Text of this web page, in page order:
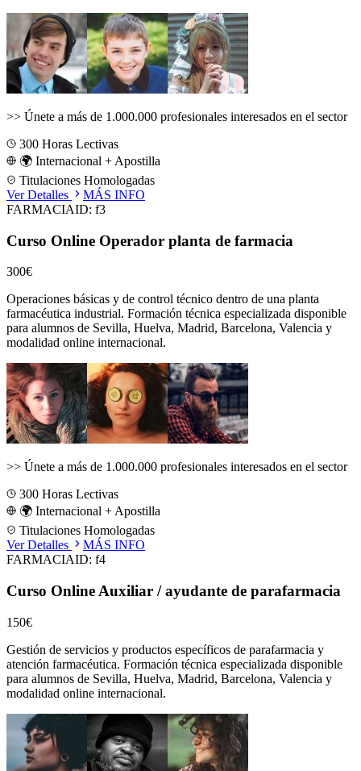
>> Únete a más de 1.000.000 profesionales interesados en el sector
300 Horas Lectivas
🌍 Internacional + Apostilla
Titulaciones Homologadas
Ver Detalles
MÁS INFO
FARMACIAID: f3
Curso Online Operador planta de farmacia
300€
Operaciones básicas y de control técnico dentro de una planta
farmacéutica industrial. Formación técnica especializada disponible
para alumnos de Sevilla, Huelva, Madrid, Barcelona, Valencia y
modalidad online internacional.
>> Únete a más de 1.000.000 profesionales interesados en el sector
300 Horas Lectivas
🌍 Internacional + Apostilla
Titulaciones Homologadas
Ver Detalles
MÁS INFO
FARMACIAID: f4
Curso Online Auxiliar / ayudante de parafarmacia
150€
Gestión de servicios y productos específicos de parafarmacia y
atención farmacéutica. Formación técnica especializada disponible
para alumnos de Sevilla, Huelva, Madrid, Barcelona, Valencia y
modalidad online internacional.